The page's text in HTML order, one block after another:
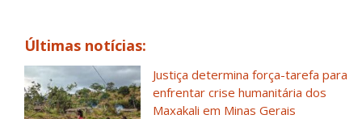
Últimas notícias:
Justiça determina força-tarefa para
enfrentar crise humanitária dos
Maxakali em Minas Gerais